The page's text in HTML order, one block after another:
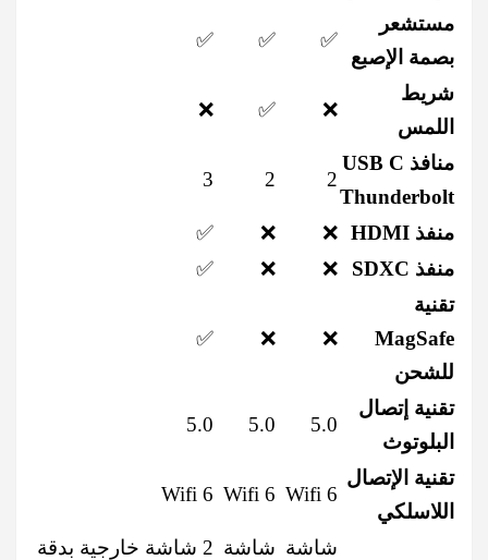
مستشعر
بصمة الإصبع
✅
✅
✅
شريط
اللمس
❌
✅
❌
منافذ USB C
Thunderbolt
2
2
3
منفذ HDMI ❌
❌
✅
منفذ SDXC
❌
❌
✅
تقنية
MagSafe
للشحن
❌
❌
✅
تقنية إتصال
البلوتوث
5.0
5.0
5.0
تقنية الإتصال
اللاسلكي
Wifi 6
Wifi 6
Wifi 6
شاشة شاشة 2 شاشة خارجية بدقة